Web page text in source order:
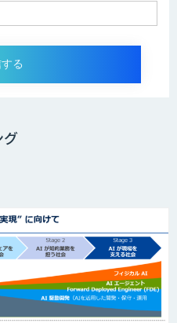
グ